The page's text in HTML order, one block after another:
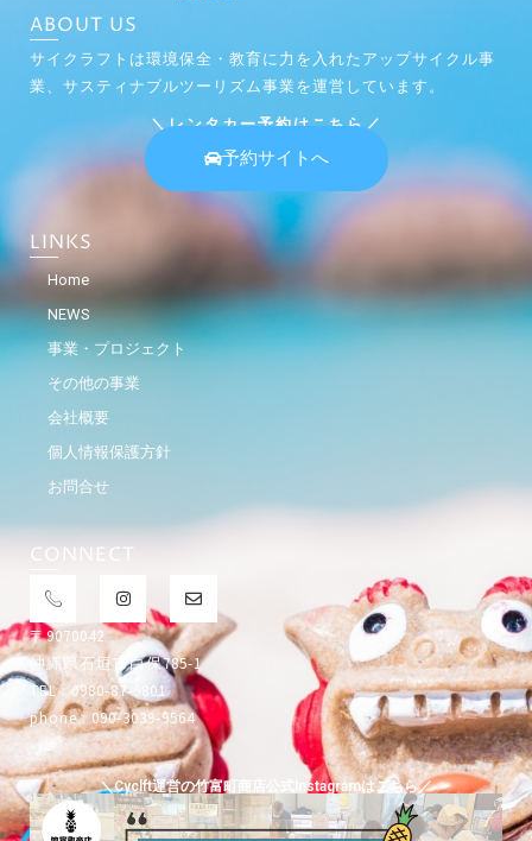
ABOUT US
サイクラフトは環境保全・教育に力を入れたアップサイクル事
業、サスティナブルツーリズム事業を運営しています。
＼レンタカー予約はこちら／
予約サイトへ
LINKS
Home
NEWS
事業・プロジェクト
その他の事業
会社概要
個人情報保護方針
お問合せ
CONNECT
〒9070042
沖縄県石垣市白保785-1
TEL : 0980-87-9801
phone : 090-3039-9564
＼Cyclft運営の竹富町商店公式Instagramはこちら／